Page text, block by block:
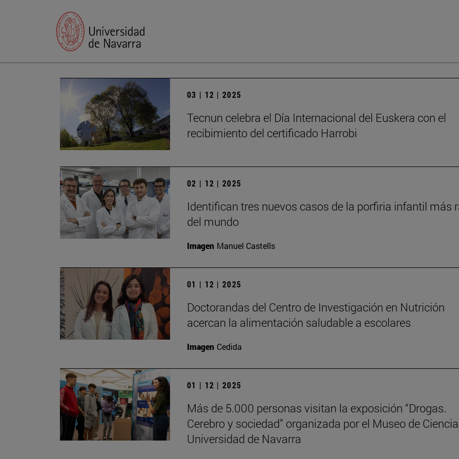
03 | 12 | 2025
Tecnun celebra el Día Internacional del Euskera con el
recibimiento del certificado Harrobi
02 | 12 | 2025
Identifican tres nuevos casos de la porfiria infantil más
del mundo
Imagen Manuel Castells
01 | 12 | 2025
Doctorandas del Centro de Investigación en Nutrición
acercan la alimentación saludable a escolares
Imagen Cedida
01 | 12 | 2025
Más de 5.000 personas visitan la exposición “Drogas.
Cerebro y sociedad” organizada por el Museo de
Universidad de Navarra